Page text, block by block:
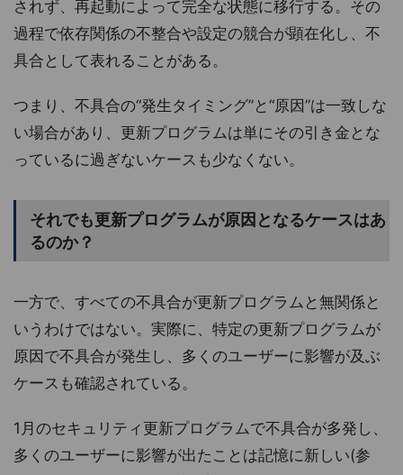
されず、再起動によって完全な状態に移行する。その
過程で依存関係の不整合や設定の競合が顕在化し、不
具合として表れることがある。
つまり、不具合の“発生タイミング”と“原因”は一致しな
い場合があり、更新プログラムは単にその引き金とな
っているに過ぎないケースも少なくない。
それでも更新プログラムが原因となるケースはあ
るのか？
一方で、すべての不具合が更新プログラムと無関係と
いうわけではない。実際に、特定の更新プログラムが
原因で不具合が発生し、多くのユーザーに影響が及ぶ
ケースも確認されている。
1月のセキュリティ更新プログラムで不具合が多発し、
多くのユーザーに影響が出たことは記憶に新しい(参